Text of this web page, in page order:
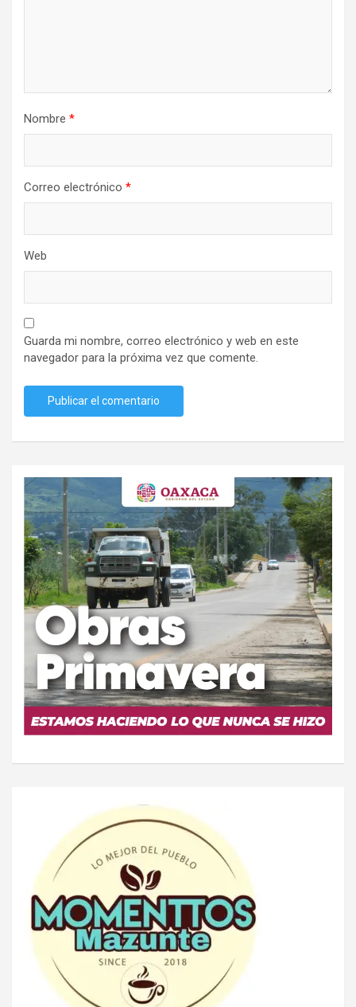
Nombre *
Correo electrónico *
Web
Guarda mi nombre, correo electrónico y web en este
navegador para la próxima vez que comente.